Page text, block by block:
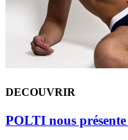
DECOUVRIR
POLTI nous